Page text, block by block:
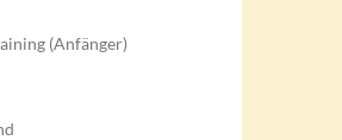
(Anfänger)